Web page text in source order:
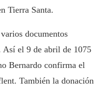
Tierra Santa.
documentos
Así el 9 de abril de 1075
Bernardo confirma el
También la donación